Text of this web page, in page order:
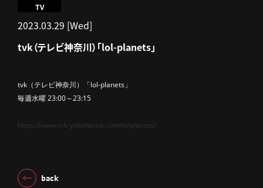
2023.03.29 [Wed]
TV
tvk（テレビ神奈川）「lol-planets」
tvk（テレビ神奈川）「lol-planets 」
毎週水曜 23:00～23:15
https://www.tvk-yokohama.com/lolplanets/
back